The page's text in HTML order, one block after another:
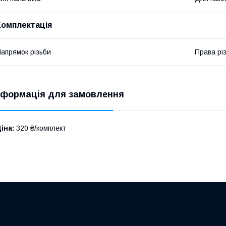
різьби Права
для замовлення
320 ₴/комплект